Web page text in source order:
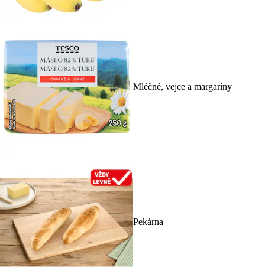
Mléčné, vejce a margaríny
Pekárna